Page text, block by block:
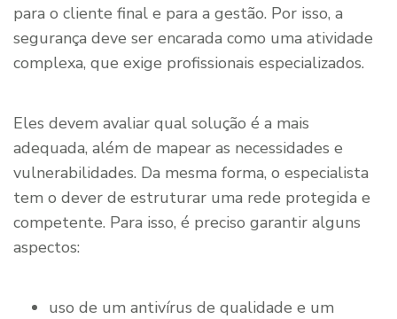
para o cliente final e para a gestão. Por isso, a
segurança deve ser encarada como uma atividade
complexa, que exige profissionais especializados.
Eles devem avaliar qual solução é a mais
adequada, além de mapear as necessidades e
vulnerabilidades. Da mesma forma, o especialista
tem o dever de estruturar uma rede protegida e
competente. Para isso, é preciso garantir alguns
aspectos:
uso de um antivírus de qualidade e um